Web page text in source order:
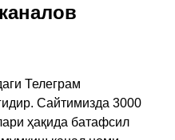
Телеграм
Сайтимизда 3000
ҳақида батафсил